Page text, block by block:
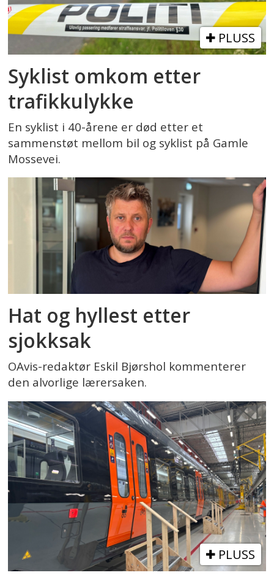
PLUSS
Syklist omkom etter
trafikkulykke
En syklist i 40-årene er død etter et
sammenstøt mellom bil og syklist på Gamle
Mossevei.
Hat og hyllest etter
sjokksak
OAvis-redaktør Eskil Bjørshol kommenterer
den alvorlige lærersaken.
PLUSS